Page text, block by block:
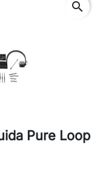
search
Pure Loop